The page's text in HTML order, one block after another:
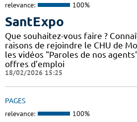
relevance: 100%
SantExpo
Que souhaitez-vous faire ?
raisons de rejoindre le CHU de
les vidéos "Paroles de nos
offres d’emploi
18/02/2026 15:25
PAGES
relevance: 100%